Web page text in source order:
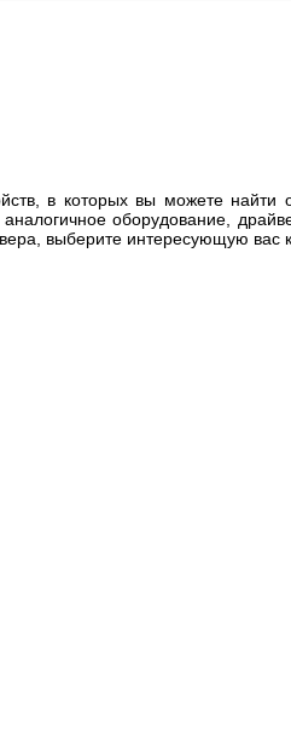
в которых вы можете найти
оборудование,
выберите интересующую вас